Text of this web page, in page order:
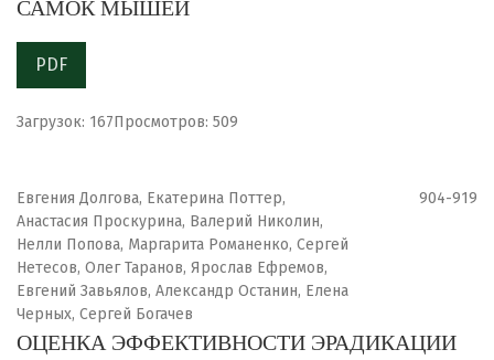
САМОК МЫШЕЙ
PDF
Загрузок: 167Просмотров: 509
Евгения Долгова, Екатерина Поттер,
Анастасия Проскурина, Валерий Николин,
Нелли Попова, Маргарита Романенко, Сергей
Нетесов, Олег Таранов, Ярослав Ефремов,
Евгений Завьялов, Александр Останин, Елена
Черных, Сергей Богачев
904-919
ОЦЕНКА ЭФФЕКТИВНОСТИ ЭРАДИКАЦИИ